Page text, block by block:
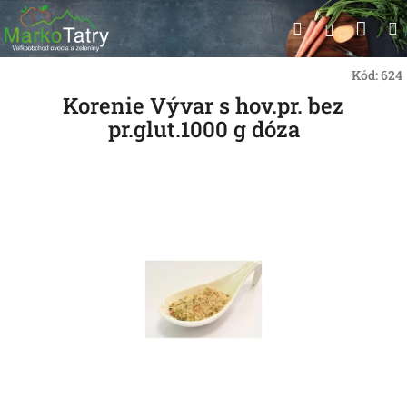
Prejsť
na
obsah
Hľadať
Kód:624
Korenie Vývar s hov.pr. bez
pr.glut.1000 g dóza